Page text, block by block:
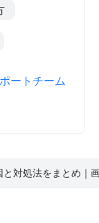
ートチーム
対処法をまとめ｜